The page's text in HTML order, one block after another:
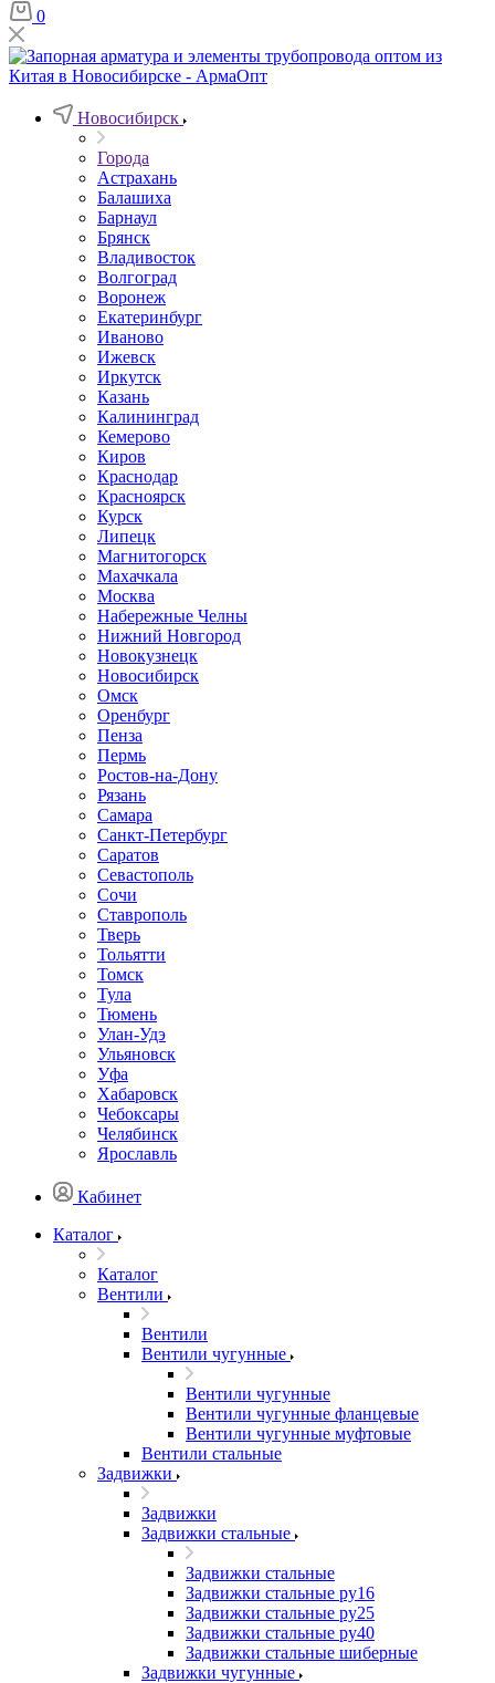
0
Новосибирск
Города
Астрахань
Балашиха
Барнаул
Брянск
Владивосток
Волгоград
Воронеж
Екатеринбург
Иваново
Ижевск
Иркутск
Казань
Калининград
Кемерово
Киров
Краснодар
Красноярск
Курск
Липецк
Магнитогорск
Махачкала
Москва
Набережные Челны
Нижний Новгород
Новокузнецк
Новосибирск
Омск
Оренбург
Пенза
Пермь
Ростов-на-Дону
Рязань
Самара
Санкт-Петербург
Саратов
Севастополь
Сочи
Ставрополь
Тверь
Тольятти
Томск
Тула
Тюмень
Улан-Удэ
Ульяновск
Уфа
Хабаровск
Чебоксары
Челябинск
Ярославль
Кабинет
Каталог
Каталог
Вентили
Вентили
Вентили чугунные
Вентили чугунные
Вентили чугунные фланцевые
Вентили чугунные муфтовые
Вентили стальные
Задвижки
Задвижки
Задвижки стальные
Задвижки стальные
Задвижки стальные ру16
Задвижки стальные ру25
Задвижки стальные ру40
Задвижки стальные шиберные
Задвижки чугунные